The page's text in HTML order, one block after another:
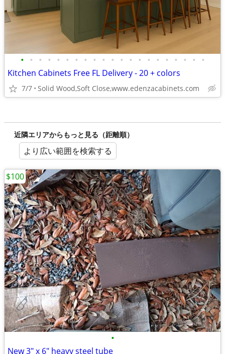
• • • • • • • • • • • • • • • • • • • • •
Kitchen Cabinets Free FL Delivery - 20 + colors
7/7 Solid Wood,Soft Close,www.edenzacabinets.com
近隣エリアからもっと見る（距離順）
より広い範囲を検索する
•
New 3" x 6" heavy steel tube
$100